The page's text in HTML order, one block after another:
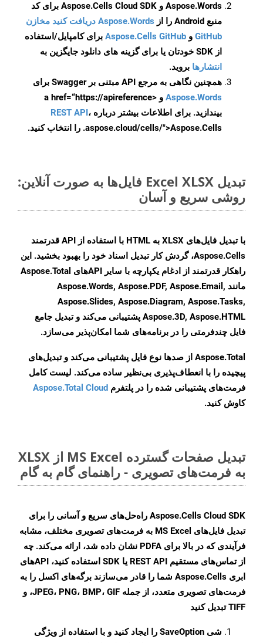
Aspose.Words و Aspose.Cells Cloud SDK برای کد
منبع Android را از
Aspose.Words دریافت کنید مخازن
GitHub و Aspose.Cells GitHub برای کامپایل/استفاده
از SDK خودتان یا برای گزینه های دانلود جایگزین به
انتشارها بروید.
همچنین نگاهی به مرجع API مبتنی بر Swagger برای
Aspose.Words
و <a href=“https://apireference
بیندازید. برای اطلاعات بیشتر درباره REST API،
.aspose.cloud/cells/">Aspose.Cells را انتخاب کنید.
تبدیل Excel XLSX فایل‌ها به صورت آنلاین:
روشی سریع و آسان
با تبدیل فایل‌های XLSX به HTML با استفاده از API قدرتمند
Aspose.Cells، گردش کار تبدیل اسناد خود را بهبود بخشید. این
راهکار قدرتمند از ادغام یکپارچه با سایر APIهای Aspose.Total
مانند Aspose.Words, Aspose.PDF, Aspose.Email,
Aspose.Slides, Aspose.Diagram, Aspose.Tasks,
Aspose.3D, Aspose.HTML پشتیبانی می‌کند و تبدیل جامع
فایل چندفرمتی را در برنامه‌های شما امکان‌پذیر می‌سازد.
Aspose.Total از صدها نوع فایل پشتیبانی می‌کند و تبدیل‌های
پیچیده را با انعطاف‌پذیری بی‌نظیر ساده می‌کند. لیست کامل
فرمت‌های پشتیبانی شده را در پلتفرم Aspose.Total Cloud
کاوش کنید.
تبدیل صفحات گسترده MS Excel از XLSX
به فرمت‌های تصویری - راهنمای گام به گام
Aspose.Cells Cloud SDK راه‌حل‌های سریع و آسانی را برای
تبدیل فایل‌های MS Excel به فرمت‌های تصویری مختلف، مشابه
فرآیندی که در بالا برای PDFA نشان داده شد، ارائه می‌کند. چه
از تماس‌های مستقیم REST API یا SDK استفاده کنید، APIهای
ابری Aspose.Cells شما را قادر می‌سازند برگه‌های اکسل را به
فرمت‌های تصویری متعدد، از جمله JPEG، PNG، BMP، GIF، و
TIFF تبدیل کنید
شی SaveOption را ایجاد کنید و با استفاده از ویژگی